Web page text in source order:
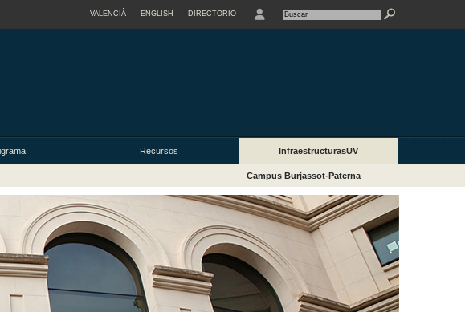
VALENCIÀ ENGLISH DIRECTORIO
Recursos InfraestructurasUV
Campus Burjassot-Paterna